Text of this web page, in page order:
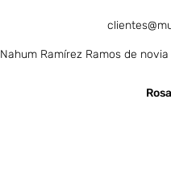
Nahum Ramírez Ramos de